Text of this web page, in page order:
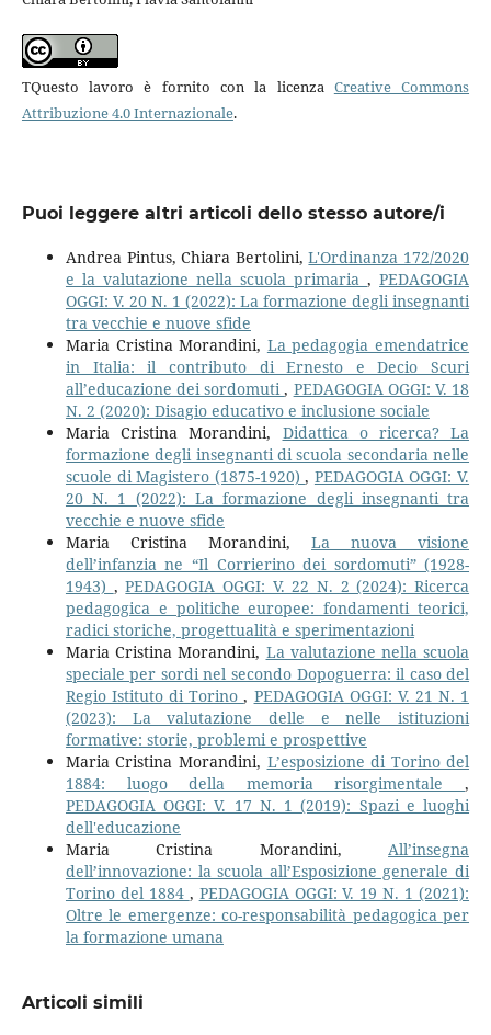
TQuesto lavoro è fornito con la licenza Creative Commons
Attribuzione 4.0 Internazionale.
Puoi leggere altri articoli dello stesso autore/i
Andrea Pintus, Chiara Bertolini,L'Ordinanza 172/2020
e la valutazione nella scuola primaria,PEDAGOGIA
OGGI: V. 20 N. 1 (2022): La formazione degli insegnanti
tra vecchie e nuove sfide
Maria Cristina Morandini, La pedagogia emendatrice
in Italia: il contributo di Ernesto e Decio Scuri
all’educazione dei sordomuti, PEDAGOGIA OGGI: V. 18
N. 2 (2020): Disagio educativo e inclusione sociale
Maria Cristina Morandini, Didattica o ricerca? La
formazione degli insegnanti di scuola secondaria nelle
scuole di Magistero (1875-1920), PEDAGOGIA OGGI: V.
20 N. 1 (2022): La formazione degli insegnanti tra
vecchie e nuove sfide
Maria Cristina Morandini,La nuova visione
dell’infanzia ne “Il Corrierino dei sordomuti” (1928-
1943) ,PEDAGOGIA OGGI: V. 22 N. 2 (2024): Ricerca
pedagogica e politiche europee: fondamenti teorici,
radici storiche, progettualità e sperimentazioni
Maria Cristina Morandini, La valutazione nella scuola
speciale per sordi nel secondo Dopoguerra: il caso del
Regio Istituto di Torino, PEDAGOGIA OGGI: V. 21 N. 1
(2023): La valutazione delle e nelle istituzioni
formative: storie, problemi e prospettive
Maria Cristina Morandini, L’esposizione di Torino del
1884: luogo della memoria risorgimentale,
PEDAGOGIA OGGI: V. 17 N. 1 (2019): Spazi e luoghi
dell'educazione
Maria Cristina Morandini,All’insegna
dell’innovazione: la scuola all’Esposizione generale di
Torino del 1884 , PEDAGOGIA OGGI: V. 19 N. 1 (2021):
Oltre le emergenze: co-responsabilità pedagogica per
la formazione umana
Articoli simili